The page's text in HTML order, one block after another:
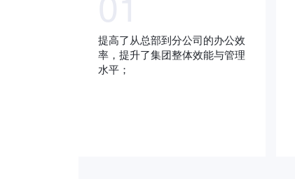
提高了从总部到分公司的办公效
率，提升了集团整体效能与管理
水平；